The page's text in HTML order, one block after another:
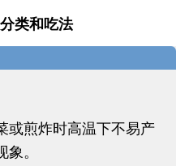
类和吃法
或煎炸时高温下不易产
象。